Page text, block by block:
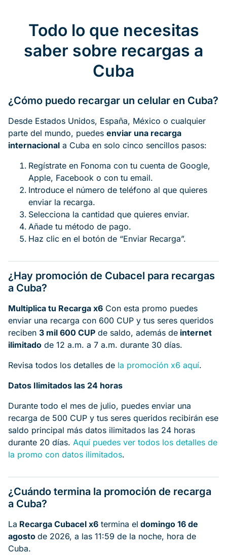
Todo lo que necesitas
saber sobre recargas a
Cuba
¿Cómo puedo recargar un celular en Cuba?
Desde Estados Unidos, España, México o cualquier
parte del mundo, puedes enviar una recarga
internacional a Cuba en solo cinco sencillos pasos:
Regístrate en Fonoma con tu cuenta de Google,
Apple, Facebook o con tu email.
Introduce el número de teléfono al que quieres
enviar la recarga.
Selecciona la cantidad que quieres enviar.
Añade tu método de pago.
Haz clic en el botón de “Enviar Recarga”.
¿Hay promoción de Cubacel para recargas
a Cuba?
Multiplica tu Recarga x6 Con esta promo puedes
enviar una recarga con 600 CUP y tus seres queridos
reciben 3 mil 600 CUP de saldo, además de internet
ilimitado de 12 a.m. a 7 a.m. durante 30 días.
Revisa todos los detalles de la promoción x6 aquí.
Datos Ilimitados las 24 horas
Durante todo el mes de julio, puedes enviar una
recarga de 500 CUP y tus seres queridos recibirán ese
saldo principal más datos ilimitados las 24 horas
durante 20 días. Aquí puedes ver todos los detalles de
la promo con datos ilimitados.
¿Cuándo termina la promoción de recarga
a Cuba?
La Recarga Cubacel x6 termina el domingo 16 de
agosto de 2026, a las 11:59 de la noche, hora de
Cuba.